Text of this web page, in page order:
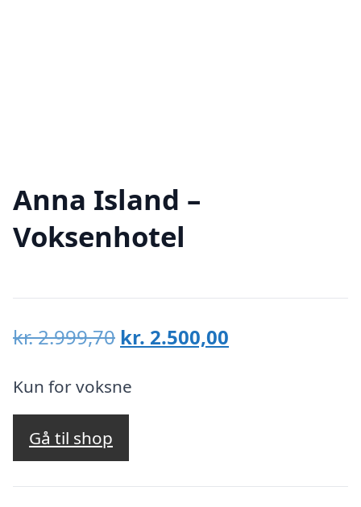
Anna Island –
Voksenhotel
kr.2.999,70 Den
pris
var:
kr. 2.500,00
Kun for voksne
Gå til shop